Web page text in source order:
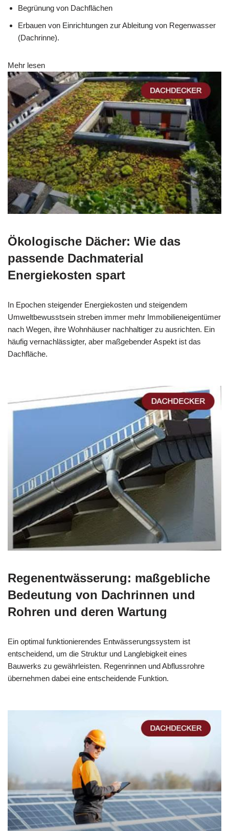
Begrünung von Dachflächen
Erbauen von Einrichtungen zur Ableitung von Regenwasser
(Dachrinne).
Mehr lesen
Ökologische Dächer: Wie das
passende Dachmaterial
Energiekosten spart
In Epochen steigender Energiekosten und steigendem
Umweltbewusstsein streben immer mehr Immobilieneigentümer
nach Wegen, ihre Wohnhäuser nachhaltiger zu ausrichten. Ein
häufig vernachlässigter, aber maßgebender Aspekt ist das
Dachfläche.
Regenentwässerung: maßgebliche
Bedeutung von Dachrinnen und
Rohren und deren Wartung
Ein optimal funktionierendes Entwässerungssystem ist
entscheidend, um die Struktur und Langlebigkeit eines
Bauwerks zu gewährleisten. Regenrinnen und Abflussrohre
übernehmen dabei eine entscheidende Funktion.